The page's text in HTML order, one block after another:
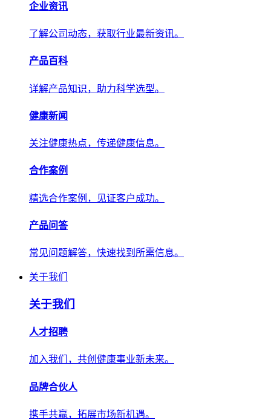
企业资讯
了解公司动态，获取行业最新资讯。
产品百科
详解产品知识，助力科学选型。
健康新闻
关注健康热点，传递健康信息。
合作案例
精选合作案例，见证客户成功。
产品问答
常见问题解答，快速找到所需信息。
关于我们
关于我们
人才招聘
加入我们，共创健康事业新未来。
品牌合伙人
携手共赢，拓展市场新机遇。